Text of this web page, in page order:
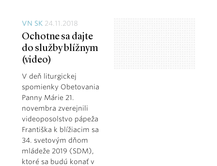
VN SK 24.11.2018
Ochotne sa dajte
do služby blížnym
(video)
V deň liturgickej
spomienky Obetovania
Panny Márie 21.
novembra zverejnili
videoposolstvo pápeža
Františka k blížiacim sa
34. svetovým dňom
mládeže 2019 (SDM),
ktoré sa budú konať v